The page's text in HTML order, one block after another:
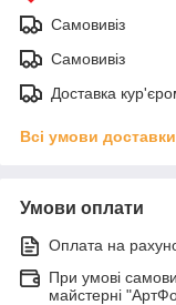
Самовивіз
Самовивіз
Доставка
Всі умови доставки
Умови оплати
Оплата на
При умові
майстерні